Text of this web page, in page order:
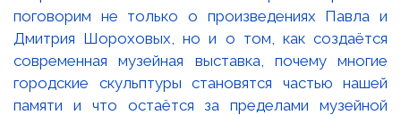
поговорим не только о произведениях Павла и
Дмитрия Шороховых, но и о том, как создаётся
современная музейная выставка, почему многие
городские скульптуры становятся частью нашей
памяти и что остаётся за пределами музейной